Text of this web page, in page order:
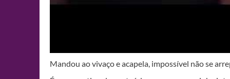
Mandou ao vivaço e acapela, impossível não se